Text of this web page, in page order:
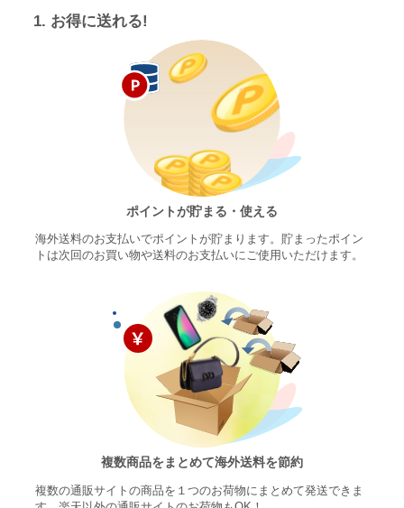
1. お得に送れる!
ポイントが貯まる・使える
海外送料のお支払いでポイントが貯まります。貯まったポイン
トは次回のお買い物や送料のお支払いにご使用いただけます。
複数商品をまとめて海外送料を節約
複数の通販サイトの商品を１つのお荷物にまとめて発送できま